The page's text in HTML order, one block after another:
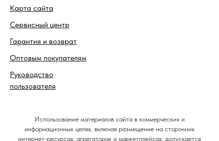
Карта сайта
Сервисный центр
Гарантия и возврат
Оптовым покупателям
Руководство
пользователя
Использование материалов сайта в коммерческих и
информационных целях, включая размещение на сторонних
интернет-ресурсах, агрегаторах и маркетплейсах, допускается